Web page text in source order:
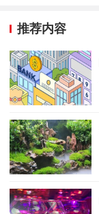
推荐内容